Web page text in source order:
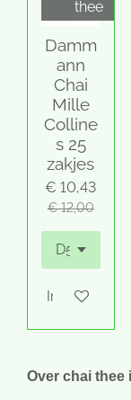
thee
Damm
ann
Chai
Mille
Colline
s 25
zakjes
€ 10,43
€ 12,00
In
Over chai thee